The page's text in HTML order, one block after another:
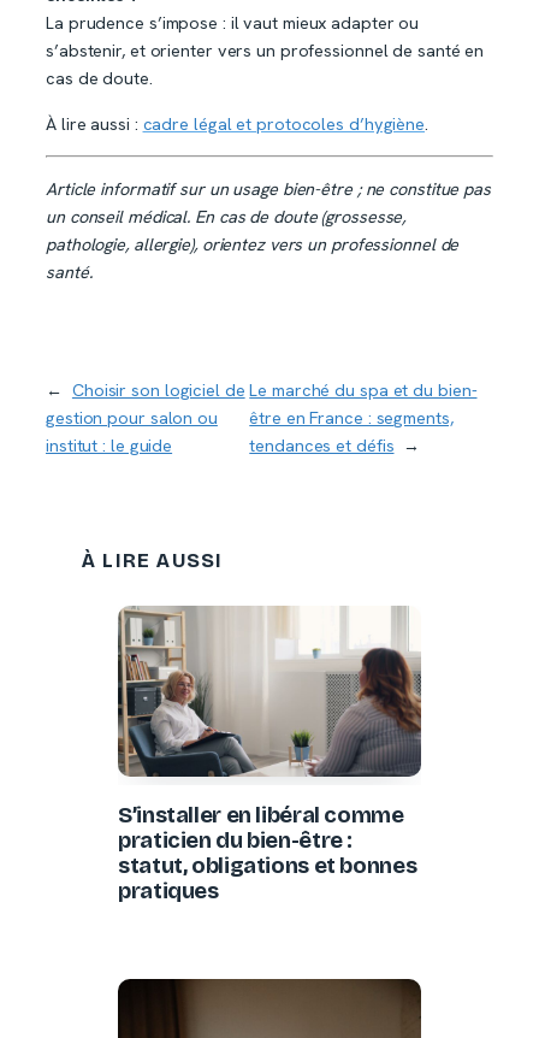
La prudence s’impose : il vaut mieux adapter ou
s’abstenir, et orienter vers un professionnel de santé en
cas de doute.
À lire aussi : cadre légal et protocoles d’hygiène.
Article informatif sur un usage bien-être ; ne constitue pas
un conseil médical. En cas de doute (grossesse,
pathologie, allergie), orientez vers un professionnel de
santé.
← Choisir son logiciel de
gestion pour salon ou
institut : le guide
Le marché du spa et du bien-
être en France : segments,
tendances et défis →
À LIRE AUSSI
S’installer en libéral comme
praticien du bien-être :
statut, obligations et bonnes
pratiques